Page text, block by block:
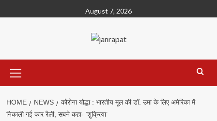
to
August 7, 2026
Menu
HOME NEWS
कोरोना योद्धा : भारतीय मूल की डॉ. उमा के लिए अमेरिका में
निकाली गई कार रैली, सबने कहा- ‘शुक्रिया’